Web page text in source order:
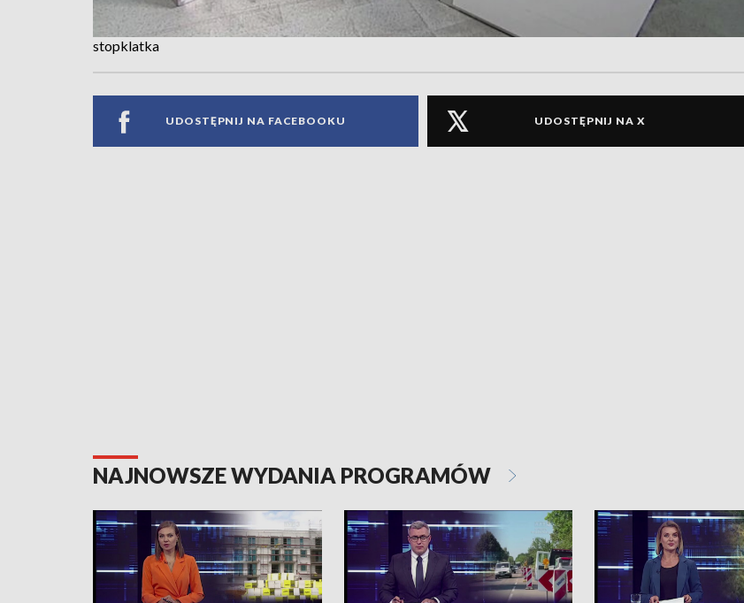
stopklatka
UDOSTĘPNIJ NA FACEBOOKU UDOSTĘPNIJ NA X
NAJNOWSZE WYDANIA PROGRAMÓW